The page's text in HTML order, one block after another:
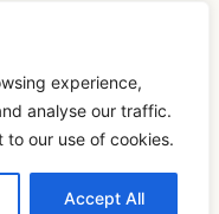
experience,
analyse our traffic.
to our use of cookies.
Accept All